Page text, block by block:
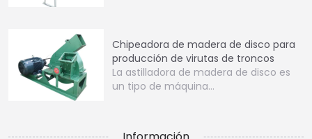
Chipeadora de madera de disco para
producción de virutas de troncos
La astilladora de madera de disco es
un tipo de máquina…